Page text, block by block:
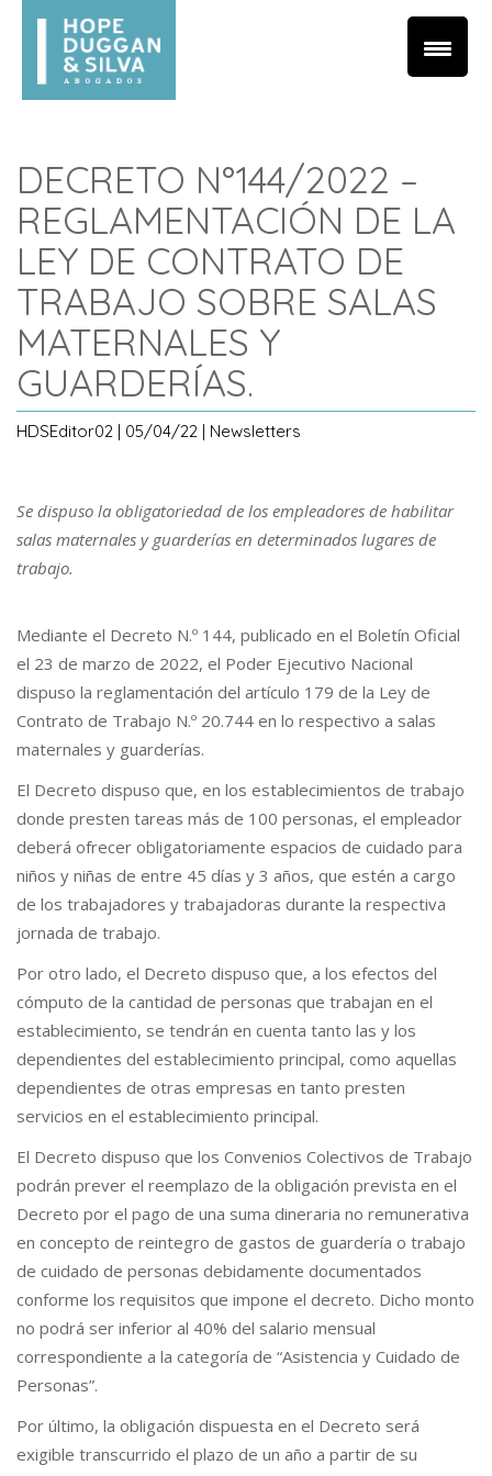
DECRETO N°144/2022 –
REGLAMENTACIÓN DE LA
LEY DE CONTRATO DE
TRABAJO SOBRE SALAS
MATERNALES Y
GUARDERÍAS.
HDSEditor02 | 05/04/22 | Newsletters
Se dispuso la obligatoriedad de los empleadores de habilitar
salas maternales y guarderías en determinados lugares de
trabajo.
Mediante el Decreto N.º 144, publicado en el Boletín Oficial
el 23 de marzo de 2022, el Poder Ejecutivo Nacional
dispuso la reglamentación del artículo 179 de la Ley de
Contrato de Trabajo N.º 20.744 en lo respectivo a salas
maternales y guarderías.
El Decreto dispuso que, en los establecimientos de trabajo
donde presten tareas más de 100 personas, el empleador
deberá ofrecer obligatoriamente espacios de cuidado para
niños y niñas de entre 45 días y 3 años, que estén a cargo
de los trabajadores y trabajadoras durante la respectiva
jornada de trabajo.
Por otro lado, el Decreto dispuso que, a los efectos del
cómputo de la cantidad de personas que trabajan en el
establecimiento, se tendrán en cuenta tanto las y los
dependientes del establecimiento principal, como aquellas
dependientes de otras empresas en tanto presten
servicios en el establecimiento principal.
El Decreto dispuso que los Convenios Colectivos de Trabajo
podrán prever el reemplazo de la obligación prevista en el
Decreto por el pago de una suma dineraria no remunerativa
en concepto de reintegro de gastos de guardería o trabajo
de cuidado de personas debidamente documentados
conforme los requisitos que impone el decreto. Dicho monto
no podrá ser inferior al 40% del salario mensual
correspondiente a la categoría de “Asistencia y Cuidado de
Personas”.
Por último, la obligación dispuesta en el Decreto será
exigible transcurrido el plazo de un año a partir de su